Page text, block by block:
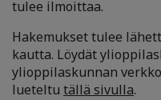
tulee ilmoittaa.
Hakemukset tulee
kautta. Löydät
ylioppilaskunnan
lueteltu tällä sivulla.